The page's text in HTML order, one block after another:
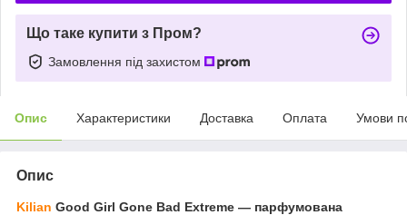
Що таке купити з Пром?
Замовлення під захистом
Опис Характеристики Доставка Оплата Умови
Опис
Kilian Good Girl Gone Bad Extreme — парфумована